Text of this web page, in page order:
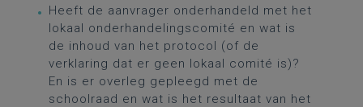
Heeft de aanvrager onderhandeld met het
lokaal onderhandelingscomité en wat is
de inhoud van het protocol (of de
verklaring dat er geen lokaal comité is)?
En is er overleg gepleegd met de
schoolraad en wat is het resultaat van het